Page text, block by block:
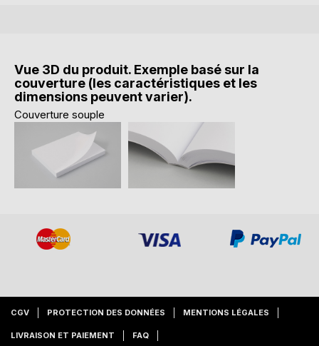
Vue 3D du produit. Exemple basé sur la
couverture (les caractéristiques et les
dimensions peuvent varier).
Couverture souple
CGV PROTECTION DES DONNÉES MENTIONS LÉGALES
LIVRAISON ET PAIEMENT FAQ